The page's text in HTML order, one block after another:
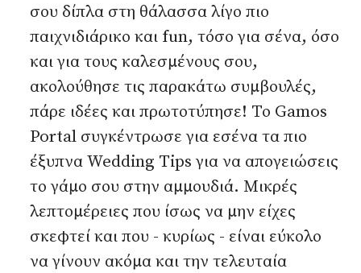
σου δίπλα στη θάλασσα λίγο πιο
παιχνιδιάρικο και fun, τόσο για σένα, όσο
και για τους καλεσμένους σου,
ακολούθησε τις παρακάτω συμβουλές,
πάρε ιδέες και πρωτοτύπησε! Το Gamos
Portal συγκέντρωσε για εσένα τα πιο
έξυπνα Wedding Tips για να απογειώσεις
το γάμο σου στην αμμουδιά. Μικρές
λεπτομέρειες που ίσως να μην είχες
σκεφτεί και που - κυρίως - είναι εύκολο
να γίνουν ακόμα και την τελευταία